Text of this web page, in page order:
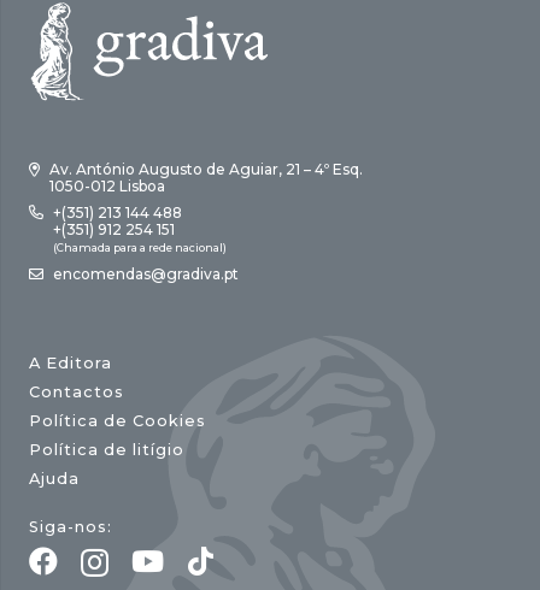
Av. António Augusto de Aguiar, 21 – 4º Esq.
1050-012 Lisboa
+(351) 213 144 488
+(351) 912 254 151
(Chamada para a rede nacional)
encomendas@gradiva.pt
A Editora
Contactos
Política de Cookies
Política de litígio
Ajuda
Siga-nos: